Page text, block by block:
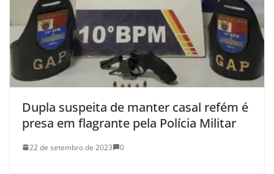
Dupla suspeita de manter casal refém é
presa em flagrante pela Polícia Militar
22 de setembro de 2023 0